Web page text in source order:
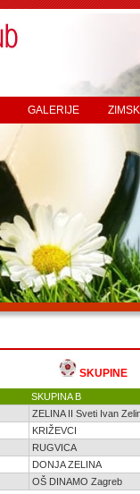
GALERIJE
SKUPINE
SKUPINA B
ZELINA II Sveti Ivan
KRIŽEVCI
RUGVICA
DONJA ZELINA
OŠ DINAMO Zagreb